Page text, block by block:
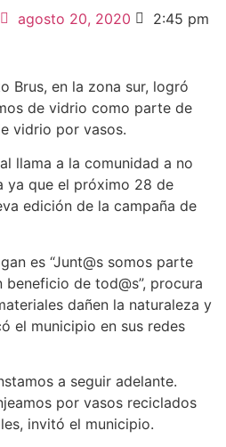
agosto 20, 2020 2:45 pm
Brus, en la zona sur, logró
de vidrio como parte de
vidrio por vasos.
llama a la comunidad a no
ya que el próximo 28 de
edición de la campaña de
es “Junt@s somos parte
de tod@s”, procura
dañen la naturaleza y
el municipio en sus redes
a seguir adelante.
por vasos reciclados
invitó el municipio.